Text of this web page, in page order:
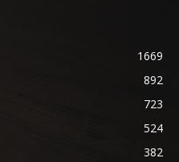
1669
892
723
524
382